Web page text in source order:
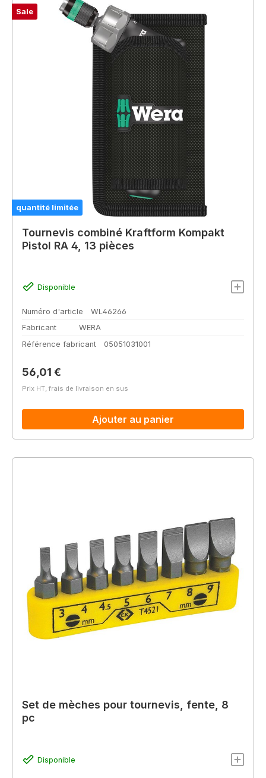
Sale
quantité limitée
Tournevis combiné Kraftform Kompakt
Pistol RA 4, 13 pièces
Disponible
Numéro d'article
WL46266
Fabricant
WERA
Référence fabricant
05051031001
Prix régulier :
56,01 €
Prix HT, frais de livraison en sus
Ajouter au panier
Set de mèches pour tournevis, fente, 8
pc
Disponible